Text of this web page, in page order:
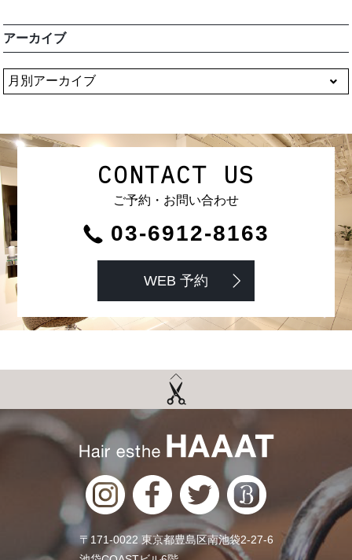
アーカイブ
CONTACT US
ご予約・お問い合わせ
03-6912-8163
WEB 予約
〒171-0022 東京都豊島区南池袋2-27-6